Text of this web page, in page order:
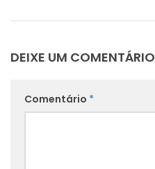
DEIXE UM COMENTÁRIO
Comentário *